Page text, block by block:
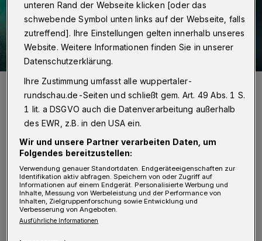
Symbolbild.
Foto: Christoph Petersen
I mpfungen sind das wirksamste Mittel im
Kampf gegen die Corona-Pandemie.
Gemeinsam mit dem Helios
Universitätsklinikum Wuppertal möchte die
unteren Rand der Webseite klicken [oder das
schwebende Symbol unten links auf der Webseite, falls
zutreffend]. Ihre Einstellungen gelten innerhalb unseres
Website. Weitere Informationen finden Sie in unserer
Datenschutzerklärung.
Ihre Zustimmung umfasst alle wuppertaler-
rundschau.de-Seiten und schließt gem. Art. 49 Abs. 1 S.
1 lit. a DSGVO auch die Datenverarbeitung außerhalb
des EWR, z.B. in den USA ein.
Wir und unsere Partner verarbeiten Daten, um
Folgendes bereitzustellen:
Verwendung genauer Standortdaten. Endgeräteeigenschaften zur
Identifikation aktiv abfragen. Speichern von oder Zugriff auf
Informationen auf einem Endgerät. Personalisierte Werbung und
Inhalte, Messung von Werbeleistung und der Performance von
Inhalten, Zielgruppenforschung sowie Entwicklung und
Verbesserung von Angeboten.
Ausführliche Informationen